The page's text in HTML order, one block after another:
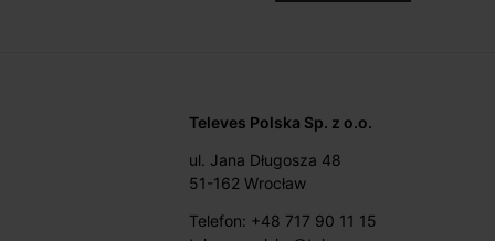
Televes Polska Sp. z o.o.
ul. Jana Długosza 48
51-162 Wrocław
Telefon: +48 717 90 11 15